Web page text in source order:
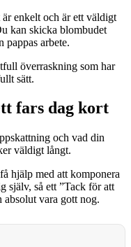
enkelt och är ett väldigt
kan skicka blombudet
arbete.
överraskning som har
sätt.
fars dag kort
och vad din
väldigt långt.
hjälp med att komponera
själv, så ett ”Tack för att
absolut vara gott nog.